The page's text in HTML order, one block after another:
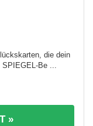
die dein
SPIEGEL-Be ...
»